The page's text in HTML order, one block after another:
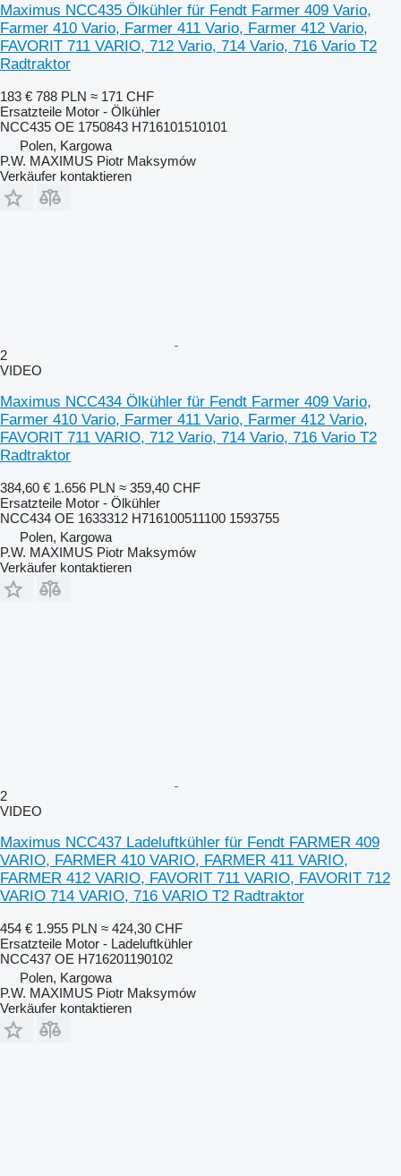
Maximus NCC435 Ölkühler für Fendt Farmer 409 Vario,
Farmer 410 Vario, Farmer 411 Vario, Farmer 412 Vario,
FAVORIT 711 VARIO, 712 Vario, 714 Vario, 716 Vario T2
Radtraktor
183 € 788 PLN ≈ 171 CHF
Ersatzteile Motor - Ölkühler
NCC435 OE 1750843 H716101510101
Polen, Kargowa
P.W. MAXIMUS Piotr Maksymów
Verkäufer kontaktieren
2
VIDEO
Maximus NCC434 Ölkühler für Fendt Farmer 409 Vario,
Farmer 410 Vario, Farmer 411 Vario, Farmer 412 Vario,
FAVORIT 711 VARIO, 712 Vario, 714 Vario, 716 Vario T2
Radtraktor
384,60 € 1.656 PLN ≈ 359,40 CHF
Ersatzteile Motor - Ölkühler
NCC434 OE 1633312 H716100511100 1593755
Polen, Kargowa
P.W. MAXIMUS Piotr Maksymów
Verkäufer kontaktieren
2
VIDEO
Maximus NCC437 Ladeluftkühler für Fendt FARMER 409
VARIO, FARMER 410 VARIO, FARMER 411 VARIO,
FARMER 412 VARIO, FAVORIT 711 VARIO, FAVORIT 712
VARIO 714 VARIO, 716 VARIO T2 Radtraktor
454 € 1.955 PLN ≈ 424,30 CHF
Ersatzteile Motor - Ladeluftkühler
NCC437 OE H716201190102
Polen, Kargowa
P.W. MAXIMUS Piotr Maksymów
Verkäufer kontaktieren